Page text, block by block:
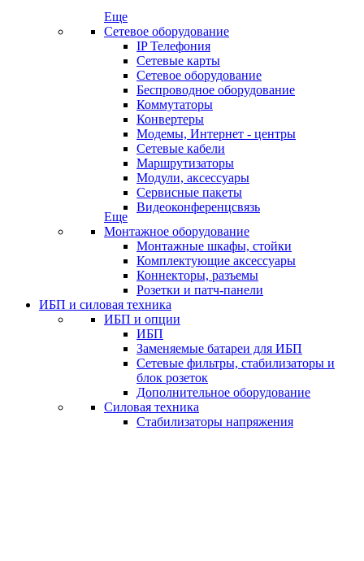
Еще
Сетевое оборудование
IP Телефония
Сетевые карты
Сетевое оборудование
Беспроводное оборудование
Коммутаторы
Конвертеры
Модемы, Интернет - центры
Сетевые кабели
Маршрутизаторы
Модули, аксессуары
Сервисные пакеты
Видеоконференцсвязь
Еще
Монтажное оборудование
Монтажные шкафы, стойки
Комплектующие аксессуары
Коннекторы, разъемы
Розетки и патч-панели
ИБП и силовая техника
ИБП и опции
ИБП
Заменяемые батареи для ИБП
Сетевые фильтры, стабилизаторы и
блок розеток
Дополнительное оборудование
Силовая техника
Стабилизаторы напряжения